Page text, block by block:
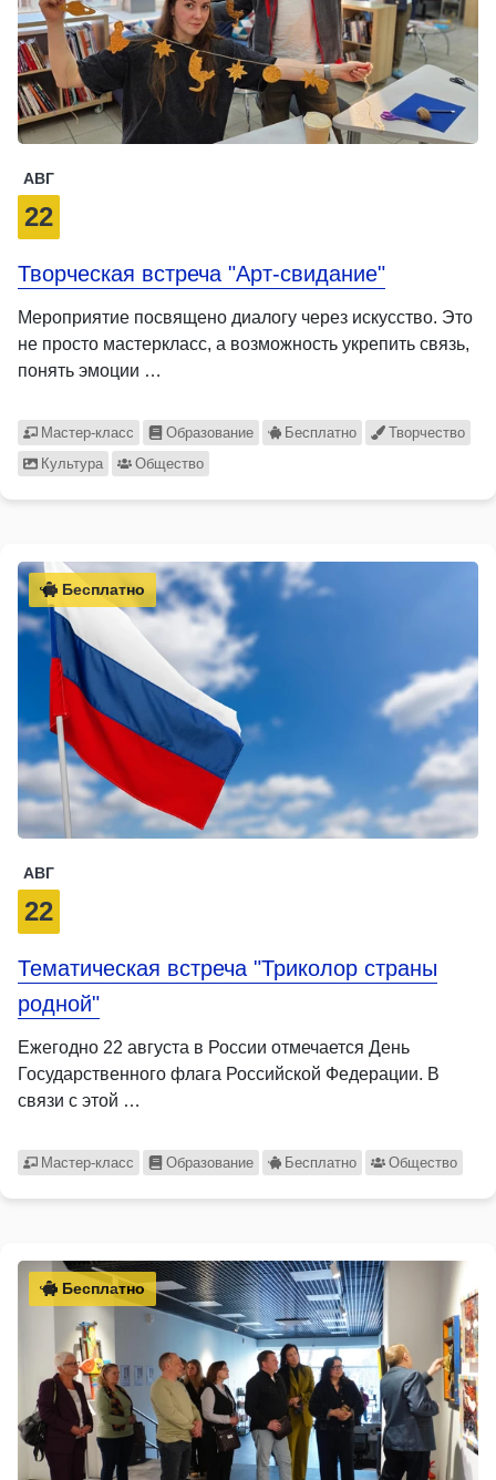
АВГ
22
Творческая встреча "Арт-свидание"
Мероприятие посвящено диалогу через искусство. Это
не просто мастеркласс, а возможность укрепить связь,
понять эмоции …
Мастер-класс Образование Бесплатно
Творчество
Культура
Общество
Бесплатно
АВГ
22
Тематическая встреча "Триколор страны
родной"
Ежегодно 22 августа в России отмечается День
Государственного флага Российской Федерации. В
связи с этой …
Мастер-класс Образование Бесплатно Общество
Бесплатно